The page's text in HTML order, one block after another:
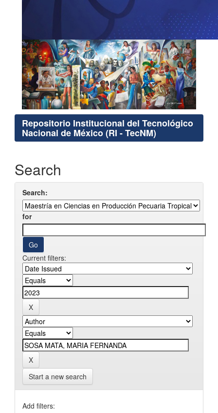
Repositorio Institucional del Tecnológico
Nacional de México (RI - TecNM)
Search
Search:
for
Current filters:
Start a new search
Add filters: